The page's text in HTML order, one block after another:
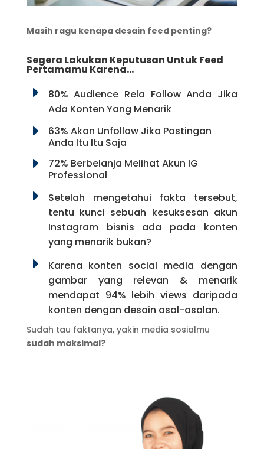
Masih ragu kenapa desain feed penting?
Segera Lakukan Keputusan Untuk Feed
Pertamamu Karena…
E
80% Audience Rela Follow Anda Jika
Ada Konten Yang Menarik
E
63% Akan Unfollow Jika Postingan
Anda Itu Itu Saja
E
72% Berbelanja Melihat Akun IG
Professional
E
Setelah mengetahui fakta tersebut,
tentu kunci sebuah kesuksesan akun
Instagram bisnis ada pada konten
yang menarik bukan?
E
Karena konten social media dengan
gambar yang relevan & menarik
mendapat 94% lebih views daripada
konten dengan desain asal-asalan.
Sudah tau faktanya, yakin media sosialmu
sudah maksimal?